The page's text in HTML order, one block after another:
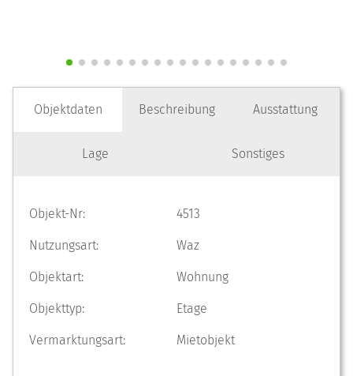
Objektdaten Beschreibung Ausstattung
Lage Sonstiges
Objekt-Nr: 4513
Nutzungsart: Waz
Objektart: Wohnung
Objekttyp: Etage
Vermarktungsart: Mietobjekt